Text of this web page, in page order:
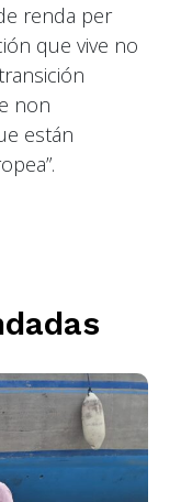
renda per
que vive no
non
están